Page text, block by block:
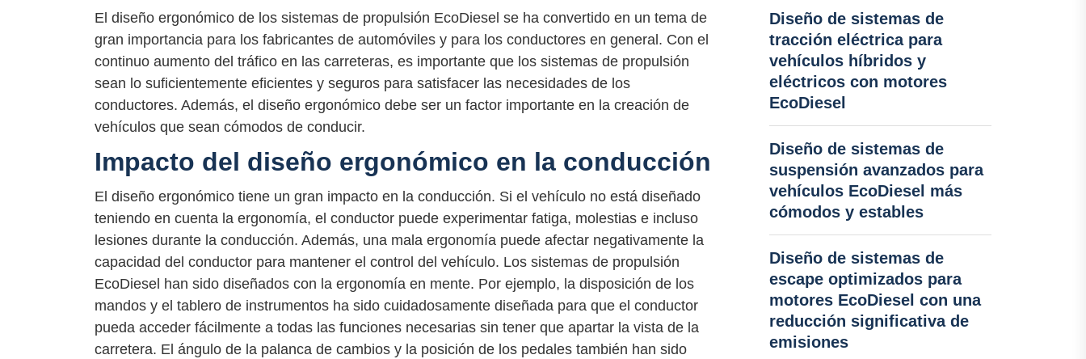
El diseño ergonómico de los sistemas de propulsión EcoDiesel se ha convertido en un tema de
gran importancia para los fabricantes de automóviles y para los conductores en general. Con el
continuo aumento del tráfico en las carreteras, es importante que los sistemas de propulsión
sean lo suficientemente eficientes y seguros para satisfacer las necesidades de los
conductores. Además, el diseño ergonómico debe ser un factor importante en la creación de
vehículos que sean cómodos de conducir.
Impacto del diseño ergonómico en la conducción
El diseño ergonómico tiene un gran impacto en la conducción. Si el vehículo no está diseñado
teniendo en cuenta la ergonomía, el conductor puede experimentar fatiga, molestias e incluso
lesiones durante la conducción. Además, una mala ergonomía puede afectar negativamente la
capacidad del conductor para mantener el control del vehículo. Los sistemas de propulsión
EcoDiesel han sido diseñados con la ergonomía en mente. Por ejemplo, la disposición de los
mandos y el tablero de instrumentos ha sido cuidadosamente diseñada para que el conductor
pueda acceder fácilmente a todas las funciones necesarias sin tener que apartar la vista de la
carretera. El ángulo de la palanca de cambios y la posición de los pedales también han sido
Diseño de sistemas de
tracción eléctrica para
vehículos híbridos y
eléctricos con motores
EcoDiesel
Diseño de sistemas de
suspensión avanzados para
vehículos EcoDiesel más
cómodos y estables
Diseño de sistemas de
escape optimizados para
motores EcoDiesel con una
reducción significativa de
emisiones